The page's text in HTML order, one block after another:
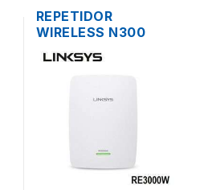
REPETIDOR
WIRELESS N300
LINKSYS RE3000W
DOS ANTENAS 1
10/1000MBPS